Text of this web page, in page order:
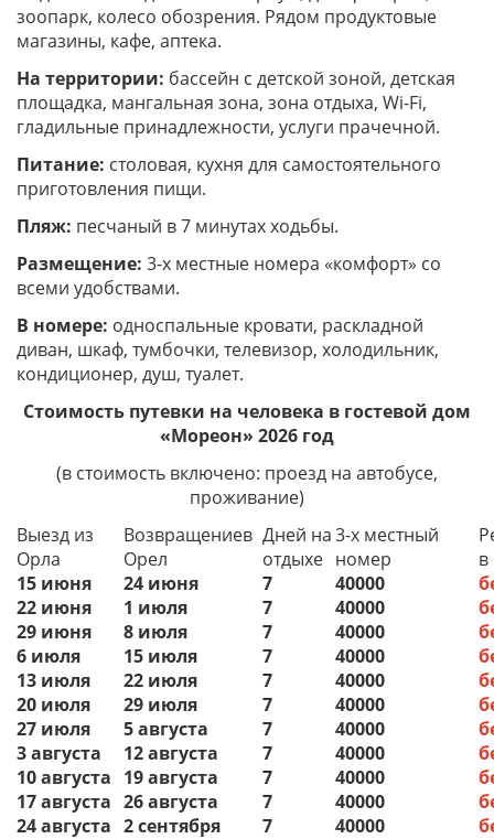
зоопарк, колесо обозрения. Рядом продуктовые
магазины, кафе, аптека.
На территории: бассейн с детской зоной, детская
площадка, мангальная зона, зона отдыха, Wi-Fi,
гладильные принадлежности, услуги прачечной.
Питание: столовая, кухня для самостоятельного
приготовления пищи.
Пляж: песчаный в 7 минутах ходьбы.
Размещение: 3-х местные номера «комфорт» со
всеми удобствами.
В номере: односпальные кровати, раскладной
диван, шкаф, тумбочки, телевизор, холодильник,
кондиционер, душ, туалет.
Стоимость путевки на человека в гостевой дом
«Мореон» 2026 год
(в стоимость включено: проезд на автобусе,
проживание)
Выезд из
Орла
Возвращениев
Орел
Дней на
отдыхе
3-х местный
номер
15 июня
24 июня 7 40000
22 июня
1 июля 7 40000
29 июня
8 июля 7 40000
6 июля
15 июля 7 40000
13 июля
22 июля 7 40000
20 июля
29 июля 7 40000
27 июля
5 августа 7 40000
3 августа
12 августа 7 40000
10 августа 19 августа 7 40000
17 августа 26 августа 7 40000
24 августа 2 сентября 7 40000